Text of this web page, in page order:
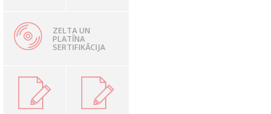
ZELTA UN
PLATĪNA
SERTIFIKĀCIJA